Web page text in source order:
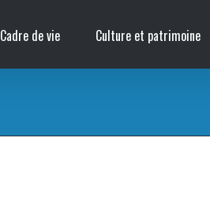
Cadre de vie Culture et patrimoine